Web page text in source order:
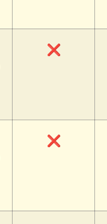
❌
❌